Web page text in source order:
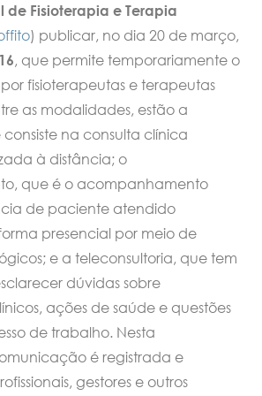
de Fisioterapia e Terapia
) publicar, no dia 20 de março,
, que permite temporariamente o
fisioterapeutas e terapeutas
as modalidades, estão a
na consulta clínica
à distância; o
que é o acompanhamento
de paciente atendido
presencial por meio de
e a teleconsultoria, que tem
dúvidas sobre
ações de saúde e questões
de trabalho. Nesta
é registrada e
gestores e outros